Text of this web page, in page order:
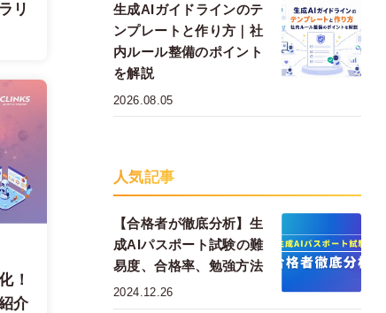
リ
！
介
生成AIガイドラインのテ
ンプレートと作り方｜社
内ルール整備のポイント
を解説
2026.08.05
人気記事
【合格者が徹底分析】生
成AIパスポート試験の難
易度、合格率、勉強方法
2024.12.26